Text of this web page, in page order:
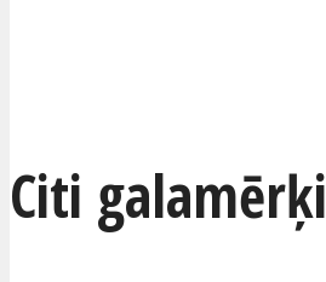
Citi galamērķi